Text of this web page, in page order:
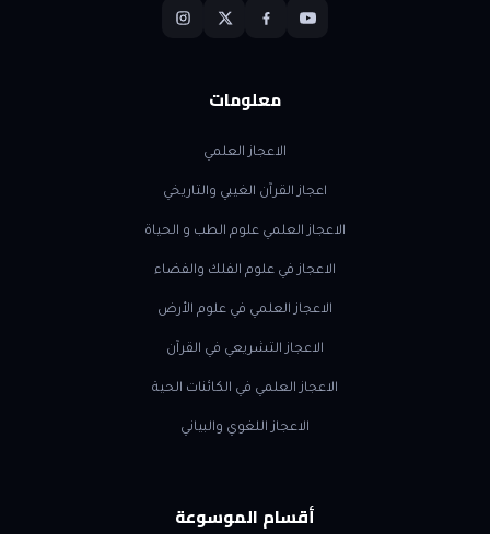
معلومات
الاعجاز العلمي
اعجاز القرآن الغيبي والتاريخي
الاعجاز العلمي علوم الطب و الحياة
الاعجاز في علوم الفلك والفضاء
الاعجاز العلمي في علوم الأرض
الاعجاز التشريعي في القرآن
الاعجاز العلمي في الكائنات الحية
الاعجاز اللغوي والبياني
أقسام الموسوعة